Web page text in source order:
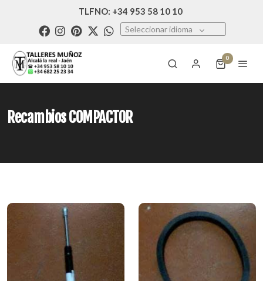
TLFNO: +34 953 58 10 10
Seleccionar idioma
0
Recambios COMPACTOR